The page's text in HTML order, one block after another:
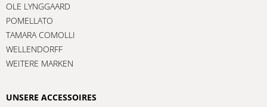
OLE LYNGGAARD
POMELLATO
TAMARA COMOLLI
WELLENDORFF
WEITERE MARKEN
UNSERE ACCESSOIRES